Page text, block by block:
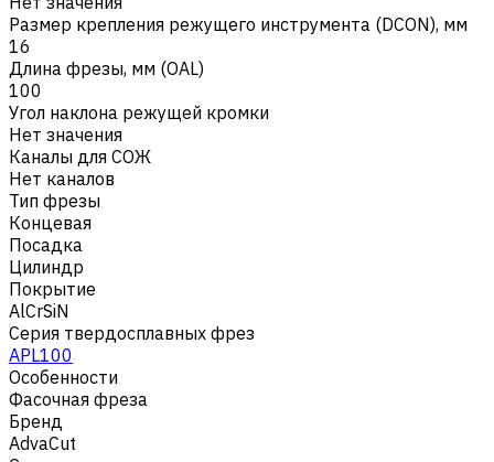
Размер крепления режущего инструмента (DCON), мм
16
Длина фрезы, мм (OAL)
100
Угол наклона режущей кромки
Нет значения
Каналы для СОЖ
Нет каналов
Тип фрезы
Концевая
Посадка
Цилиндр
Покрытие
AlCrSiN
Серия твердосплавных фрез
APL100
Особенности
Фасочная фреза
Бренд
AdvaCut